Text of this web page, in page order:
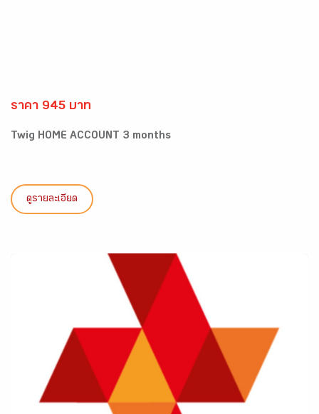
ราคา 945 บาท
Twig HOME ACCOUNT 3 months
ดูรายละเอียด